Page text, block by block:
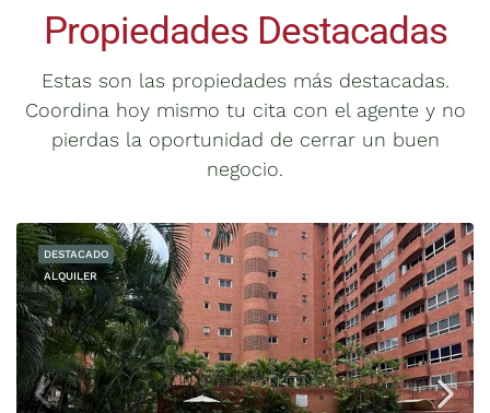
Propiedades Destacadas
Estas son las propiedades más destacadas.
Coordina hoy mismo tu cita con el agente y no
pierdas la oportunidad de cerrar un buen
negocio.
DESTACADO
ALQUILER